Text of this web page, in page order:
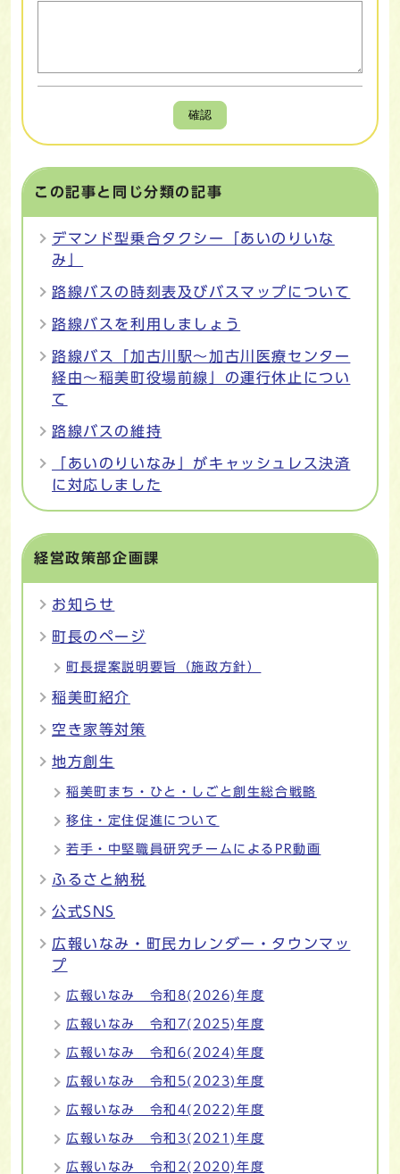
確認
この記事と同じ分類の記事
デマンド型乗合タクシー「あいのりいな
み」
路線バスの時刻表及びバスマップについて
路線バスを利用しましょう
路線バス「加古川駅～加古川医療センター
経由～稲美町役場前線」の運行休止につい
て
路線バスの維持
「あいのりいなみ」がキャッシュレス決済
に対応しました
経営政策部企画課
お知らせ
町長のページ
町長提案説明要旨（施政方針）
稲美町紹介
空き家等対策
地方創生
稲美町まち・ひと・しごと創生総合戦略
移住・定住促進について
若手・中堅職員研究チームによるPR動画
ふるさと納税
公式SNS
広報いなみ・町民カレンダー・タウンマッ
プ
広報いなみ 令和8(2026)年度
広報いなみ 令和7(2025)年度
広報いなみ 令和6(2024)年度
広報いなみ 令和5(2023)年度
広報いなみ 令和4(2022)年度
広報いなみ 令和3(2021)年度
広報いなみ 令和2(2020)年度